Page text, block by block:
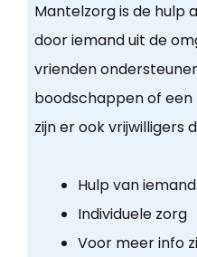
Mantelzorg is de hulp
door iemand uit de
vrienden
boodschappen of een
zijn er ook vrijwilligers
Hulp van
Individuele zorg
Voor meer info